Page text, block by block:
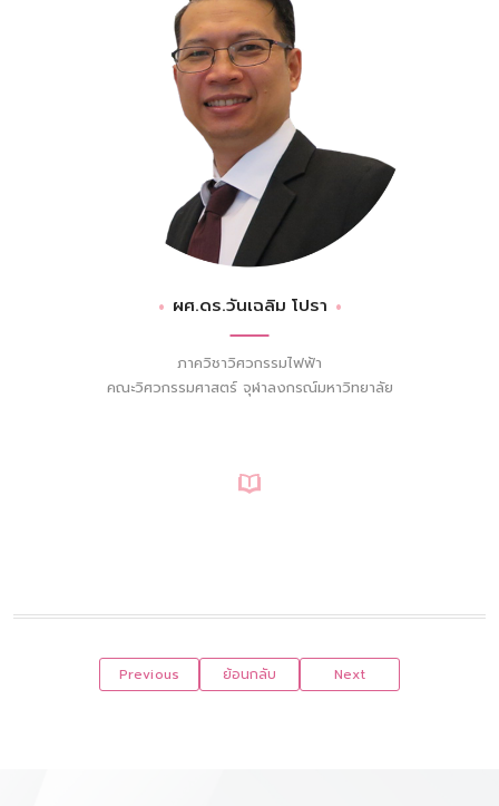
ผศ.ดร.วันเฉลิม โปรา
ภาควิชาวิศวกรรมไฟฟ้า
คณะวิศวกรรมศาสตร์ จุฬาลงกรณ์มหาวิทยาลัย
Previous ย้อนกลับ Next